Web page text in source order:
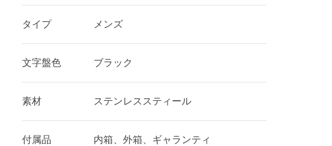
タイプ メンズ
文字盤色 ブラック
素材 ステンレススティール
付属品 内箱、外箱、ギャランティ